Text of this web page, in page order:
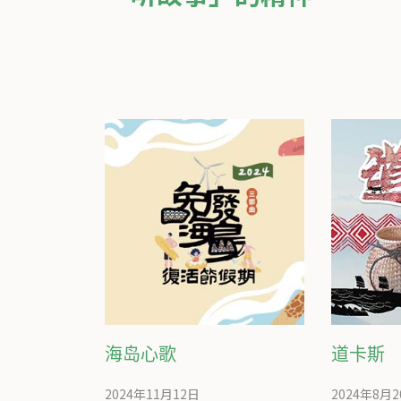
海岛心歌
2024年11月12日
道卡斯
2024年8月